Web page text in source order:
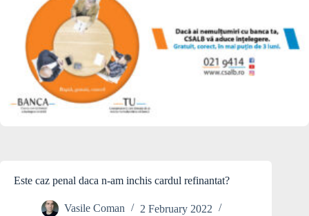
Este caz penal daca n-am inchis cardul refinantat?
Vasile Coman
2 February 2022